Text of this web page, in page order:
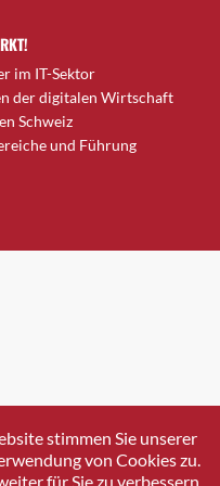
im IT-Sektor
der digitalen Wirtschaft
Schweiz
und Führung
stimmen Sie unserer
von Cookies zu.
für Sie zu verbessern.